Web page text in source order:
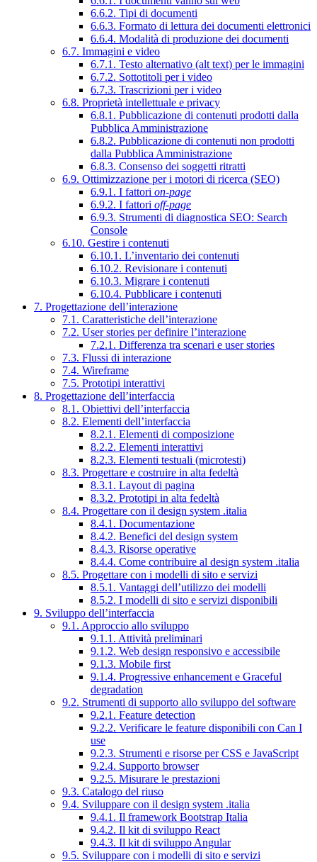
6.6.2. Tipi di documenti
6.6.3. Formato di lettura dei documenti elettronici
6.6.4. Modalità di produzione dei documenti
6.7. Immagini e video
6.7.1. Testo alternativo (alt text) per le immagini
6.7.2. Sottotitoli per i video
6.7.3. Trascrizioni per i video
6.8. Proprietà intellettuale e privacy
6.8.1. Pubblicazione di contenuti prodotti dalla
Pubblica Amministrazione
6.8.2. Pubblicazione di contenuti non prodotti
dalla Pubblica Amministrazione
6.8.3. Consenso dei soggetti ritratti
6.9. Ottimizzazione per i motori di ricerca (SEO)
6.9.1. I fattori on-page
6.9.2. I fattori off-page
6.9.3. Strumenti di diagnostica SEO: Search
Console
6.10. Gestire i contenuti
6.10.1. L’inventario dei contenuti
6.10.2. Revisionare i contenuti
6.10.3. Migrare i contenuti
6.10.4. Pubblicare i contenuti
7. Progettazione dell’interazione
7.1. Caratteristiche dell’interazione
7.2. User stories per definire l’interazione
7.2.1. Differenza tra scenari e user stories
7.3. Flussi di interazione
7.4. Wireframe
7.5. Prototipi interattivi
8. Progettazione dell’interfaccia
8.1. Obiettivi dell’interfaccia
8.2. Elementi dell’interfaccia
8.2.1. Elementi di composizione
8.2.2. Elementi interattivi
8.2.3. Elementi testuali (microtesti)
8.3. Progettare e costruire in alta fedeltà
8.3.1. Layout di pagina
8.3.2. Prototipi in alta fedeltà
8.4. Progettare con il design system .italia
8.4.1. Documentazione
8.4.2. Benefici del design system
8.4.3. Risorse operative
8.4.4. Come contribuire al design system .italia
8.5. Progettare con i modelli di sito e servizi
8.5.1. Vantaggi dell’utilizzo dei modelli
8.5.2. I modelli di sito e servizi disponibili
9. Sviluppo dell’interfaccia
9.1. Approccio allo sviluppo
9.1.1. Attività preliminari
9.1.2. Web design responsivo e accessibile
9.1.3. Mobile first
9.1.4. Progressive enhancement e Graceful
degradation
9.2. Strumenti di supporto allo sviluppo del software
9.2.1. Feature detection
9.2.2. Verificare le feature disponibili con Can I
use
9.2.3. Strumenti e risorse per CSS e JavaScript
9.2.4. Supporto browser
9.2.5. Misurare le prestazioni
9.3. Catalogo del riuso
9.4. Sviluppare con il design system .italia
9.4.1. Il framework Bootstrap Italia
9.4.2. Il kit di sviluppo React
9.4.3. Il kit di sviluppo Angular
9.5. Sviluppare con i modelli di sito e servizi